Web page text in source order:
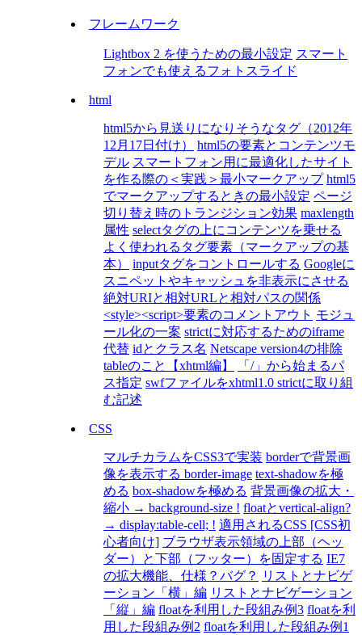
フレームワーク
Lightbox 2 を使うための最小設定 スマート
フォンでも使えるフォトスライド
html
html5から見送りになりそうなタグ（2012年
12月17日付け）
html5の要素とコンテンツモ
デル スマートフォン用に最適化したサイト
を作る際の＜実践＞最小マークアップ html5
でマークアップするときの最小設定 ページ
切り替え時のトランジション効果 maxlength
属性 selectタグの上にコンテンツを乗せる
よく使われるタグ要素（マークアップの基
本）
inputタグをコントロールする Googleに
スニペットやキャッシュを非表示にさせる
絶対URIと相対URLと相対パスの関係
<style><script>要素のコメントアウト モジュ
ール化の一案 strictに対応するためのiframe
代替 idとクラス名 Netscape version4の排除
tableのこと【xhtml編】
「/」から始まるパ
ス指定 swfファイルをxhtml1.0 strictに取り組
む記述
CSS
マルチカラムをCSS3で実装 borderで背景画
像を表示する border-image text-shadowを極
める box-shadowを極める 背景画像の拡大・
縮小 → background-size ! floatとvertical-align?
→ display:table-cell; ! 適用されるCSS [CSS初
心者向け] ブラウザ表示領域の上部（ヘッ
ダー）と下部（フッター）を固定する IE7
の拡大機能、仕様？バグ？
リストとナビゲ
ーション「横」編 リストとナビゲーション
「縦」編 floatを利用した段組み例3 floatを利
用した段組み例2 floatを利用した段組み例1